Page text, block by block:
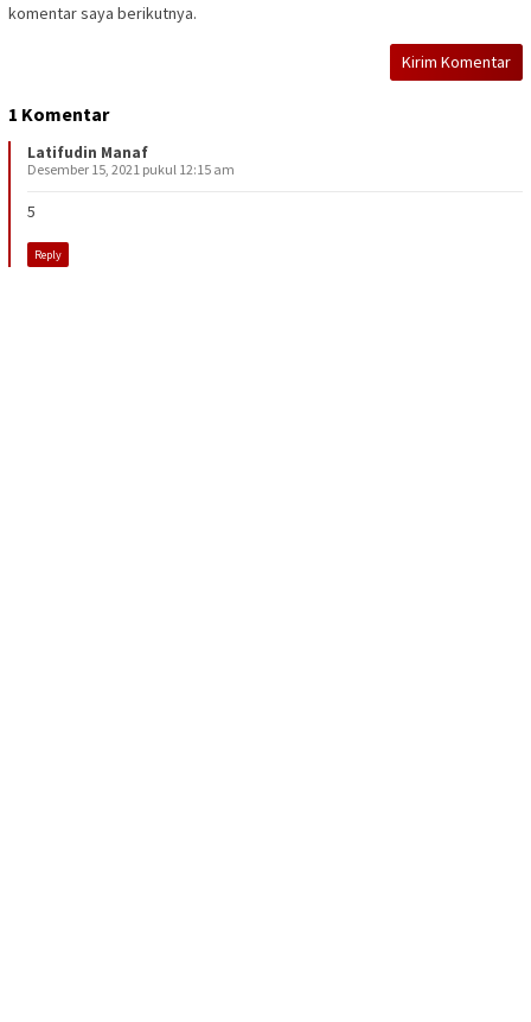
komentar saya berikutnya.
1 Komentar
Latifudin Manaf
Desember 15, 2021 pukul 12:15 am
5
Reply